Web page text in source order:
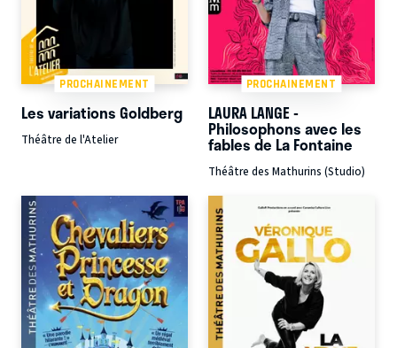
PROCHAINEMENT
Les variations Goldberg
Théâtre de l'Atelier
PROCHAINEMENT
LAURA LANGE -
Philosophons avec les
fables de La Fontaine
Théâtre des Mathurins (Studio)